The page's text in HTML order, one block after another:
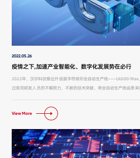
2022.05.26
疫情之下,加速产业智能化、数字化发展势在必行
2022年，汉印科技推出升级版字符喷印全自动生产线——LK600i Max
过我司研发人员的不懈努力，不断的技术突破，将全自动生产线由原
View More